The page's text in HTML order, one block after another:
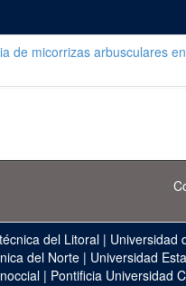
de micorrizas arbusculares en
del Litoral | Universidad
del Norte| Universidad
| Pontificia Universidad